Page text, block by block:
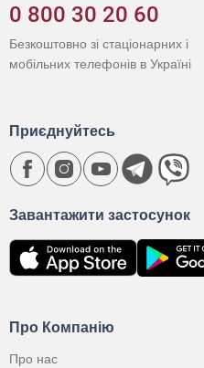
0 800 30 20 60
Безкоштовно зі стаціонарних і
мобільних телефонів в Україні
Про Компанію
Про нас
Завантажити застосунок
Приєднуйтесь